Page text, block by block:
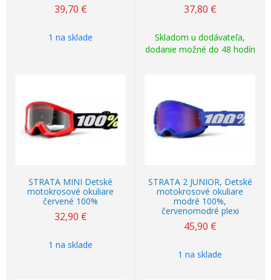
39,70 €
1 na sklade
37,80 €
Skladom u dodávateľa,
dodanie možné do 48 hodín
STRATA MINI Detské
motokrosové okuliare
červené 100%
32,90 €
1 na sklade
STRATA 2 JUNIOR, Detské
motokrosové okuliare
modré 100%,
červenomodré plexi
45,90 €
1 na sklade